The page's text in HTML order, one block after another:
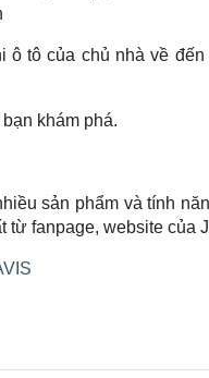
tô của chủ nhà về
khám phá.
sản phẩm và tính
fanpage, website của